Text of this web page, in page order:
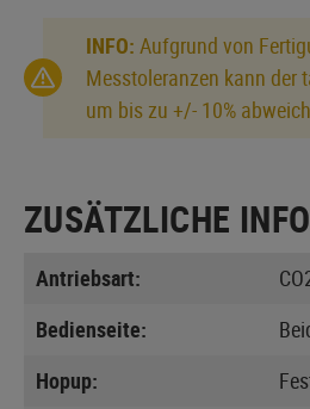
INFO: Aufgrund von
Messtoleranzen kann der
um bis zu +/- 10%
ZUSÄTZLICHE
Antriebsart:
Bedienseite:
Hopup: